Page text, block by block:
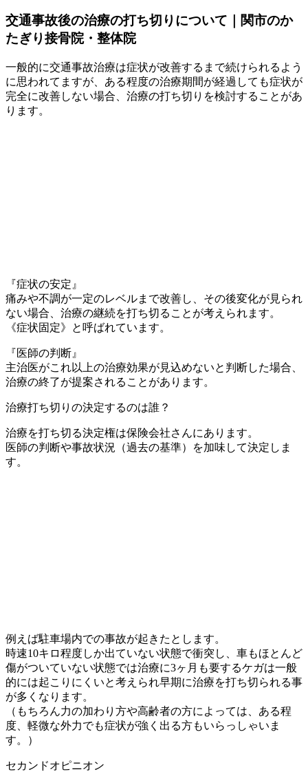
交通事故後の治療の打ち切りについて｜関市のか
たぎり接骨院・整体院
一般的に交通事故治療は症状が改善するまで続けられるよう
に思われてますが、ある程度の治療期間が経過しても症状が
完全に改善しない場合、治療の打ち切りを検討することがあ
ります。
『症状の安定』
痛みや不調が一定のレベルまで改善し、その後変化が見られ
ない場合、治療の継続を打ち切ることが考えられます。
《症状固定》と呼ばれています。
『医師の判断』
主治医がこれ以上の治療効果が見込めないと判断した場合、
治療の終了が提案されることがあります。
治療打ち切りの決定するのは誰？
治療を打ち切る決定権は保険会社さんにあります。
医師の判断や事故状況（過去の基準）を加味して決定しま
す。
例えば駐車場内での事故が起きたとします。
時速10キロ程度しか出ていない状態で衝突し、車もほとんど
傷がついていない状態では治療に3ヶ月も要するケガは一般
的には起こりにくいと考えられ早期に治療を打ち切られる事
が多くなります。
（もちろん力の加わり方や高齢者の方によっては、ある程
度、軽微な外力でも症状が強く出る方もいらっしゃいま
す。）
セカンドオピニオン